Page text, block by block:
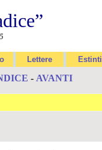
Lettere Estinti
- AVANTI